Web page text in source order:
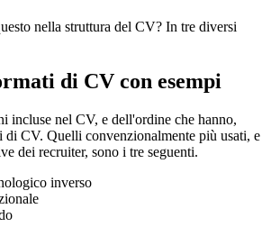
nella struttura del CV? In tre diversi
di CV con esempi
incluse nel CV, e dell'ordine che hanno,
di CV. Quelli convenzionalmente più usati, e
dei recruiter, sono i tre seguenti.
inverso